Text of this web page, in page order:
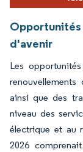
d'avenir
Les
ainsi que des
niveau des
électrique et au
2026